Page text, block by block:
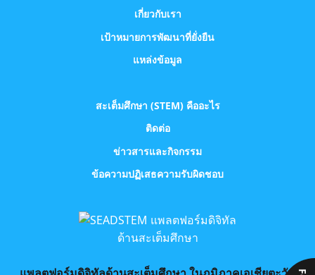
เกี่ยวกับเรา
เป้าหมายการพัฒนาที่ยั่งยืน
แหล่งข้อมูล
สะเต็มศึกษา (STEM) คืออะไร
ติดต่อ
ข่าวสารและกิจกรรม
ข้อความปฏิเสธความรับผิดชอบ